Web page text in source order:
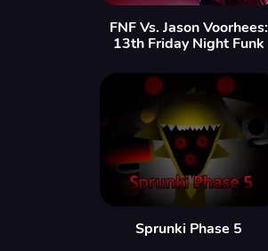
FNF Vs. Jason Voorhees:
13th Friday Night Funk
Sprunki Phase 5